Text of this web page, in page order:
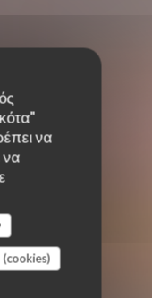
να
να
(cookies)